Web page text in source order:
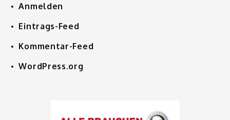
Anmelden
Eintrags-Feed
Kommentar-Feed
WordPress.org